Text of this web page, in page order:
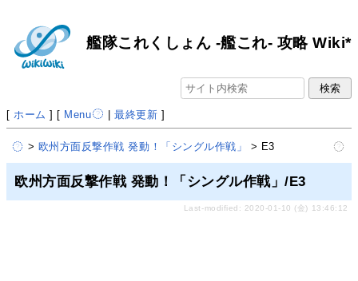
艦隊これくしょん -艦これ- 攻略 Wiki*
[ ホーム ] [ Menu |最終更新 ]
> 欧州方面反撃作戦 発動！「シングル作戦」 > E3
欧州方面反撃作戦 発動！「シングル作戦」/E3
Last-modified: 2020-01-10 (金) 13:46:12